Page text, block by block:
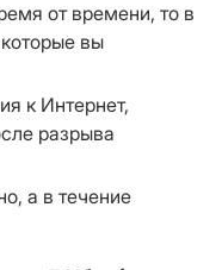
от времени, то в
вы
к Интернет,
разрыва
а в течение